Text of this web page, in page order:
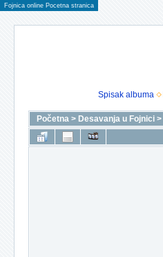
Fojnica online Pocetna stranica
Spisak albuma
Početna > Desavanja u Fojnici >